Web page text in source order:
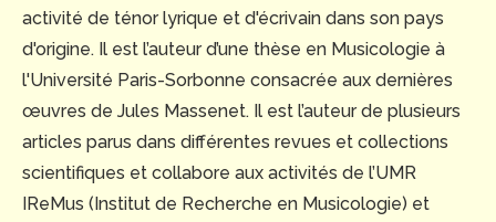
activité de ténor lyrique et d'écrivain dans son pays
d'origine. Il est l’auteur d’une thèse en Musicologie à
l'Université Paris-Sorbonne consacrée aux dernières
œuvres de Jules Massenet. Il est l’auteur de plusieurs
articles parus dans différentes revues et collections
scientifiques et collabore aux activités de l’UMR
IReMus (Institut de Recherche en Musicologie) et